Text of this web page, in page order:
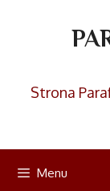
Strona
Menu